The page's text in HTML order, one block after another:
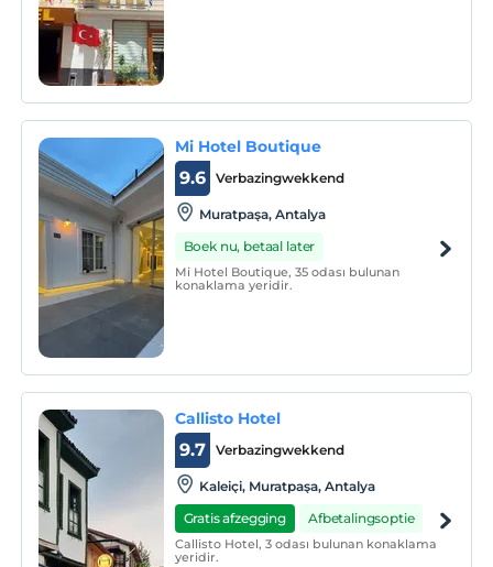
Mi Hotel Boutique
Verbazingwekkend
9.6
Muratpaşa, Antalya
Boek nu, betaal later
Mi Hotel Boutique, 35 odası bulunan
konaklama yeridir.
Callisto Hotel
Verbazingwekkend
9.7
Kaleiçi, Muratpaşa, Antalya
Gratis afzegging
Afbetalingsoptie
Callisto Hotel, 3 odası bulunan konaklama
yeridir.